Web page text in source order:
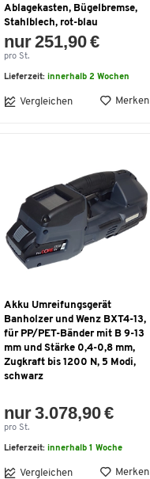
Ablagekasten, Bügelbremse,
Stahlblech, rot-blau
nur 251,90 €
pro St.
Lieferzeit: innerhalb 2 Wochen
Vergleichen Merken
Akku Umreifungsgerät
Banholzer und Wenz BXT4-13,
für PP/PET-Bänder mit B 9-13
mm und Stärke 0,4-0,8 mm,
Zugkraft bis 1200 N, 5 Modi,
schwarz
nur 3.078,90 €
pro St.
Lieferzeit: innerhalb 1 Woche
Vergleichen Merken